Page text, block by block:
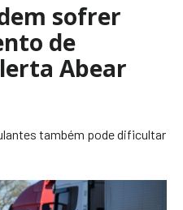
sofrer
de
Abear
também pode dificultar